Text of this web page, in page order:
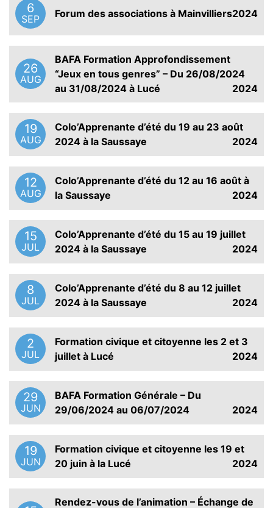
6
SEP Forum des associations à Mainvilliers2024
26
AUG
BAFA Formation Approfondissement
“Jeux en tous genres” – Du 26/08/2024
au 31/08/2024 à Lucé
2024
19
AUG
Colo’Apprenante d’été du 19 au 23 août
2024 à la Saussaye
2024
12
AUG
Colo’Apprenante d’été du 12 au 16 août à
la Saussaye
2024
15
JUL
Colo’Apprenante d’été du 15 au 19 juillet
2024 à la Saussaye
2024
8
JUL
Colo’Apprenante d’été du 8 au 12 juillet
2024 à la Saussaye
2024
2
JUL
Formation civique et citoyenne les 2 et 3
juillet à Lucé
2024
29
JUN
BAFA Formation Générale – Du
29/06/2024 au 06/07/2024
2024
19
JUN
Formation civique et citoyenne les 19 et
20 juin à la Lucé
2024
Rendez-vous de l’animation – Échange de